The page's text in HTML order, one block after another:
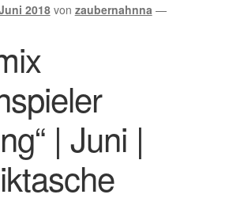
2018 von zaubernahnna —
| Juni |